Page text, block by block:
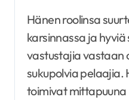
Hänen roolinsa
karsinnassa ja
vastustajia vastaan
sukupolvia pelaajia.
toimivat mittapuuna